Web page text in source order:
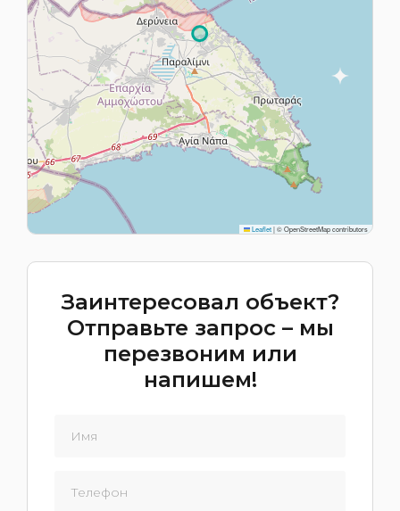
Leaflet|© OpenStreetMap contributors
Заинтересовал объект?
Отправьте запрос – мы
перезвоним или
напишем!